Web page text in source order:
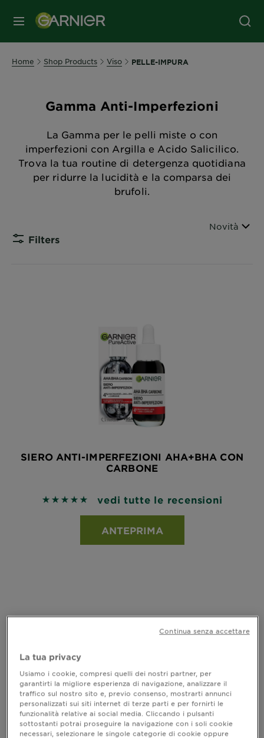
MENU
Home Shop Products Viso PELLE-IMPURA
Gamma Anti-Imperfezioni
La Gamma per le pelli miste o con
imperfezioni con Argilla e Acido Salicilico.
Trova la tua routine di detergenza quotidiana
per ridurre la lucidità e la comparsa dei
brufoli.
Filters
Ordina per
Novità
SIERO ANTI-IMPERFEZIONI AHA+BHA CON
CARBONE
5 out of 5 stars based on reviews
vedi tutte le recensioni
ANTEPRIMA
La tua privacy
Usiamo i cookie, compresi quelli dei nostri partner, per
garantirti la migliore esperienza di navigazione, analizzare il
traffico sul nostro sito e, previo consenso, mostrarti annunci
personalizzati sui siti internet di terze parti e per fornirti le
funzionalità relative ai social media. Cliccando i pulsanti
sottostanti potrai proseguire la navigazione con i soli cookie
necessari, selezionare le singole categorie di cookie oppure
Continua senza accettare